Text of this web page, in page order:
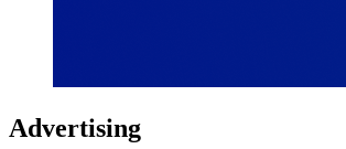
Advertising